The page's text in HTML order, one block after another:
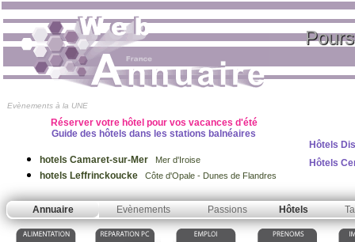
Evènements à la UNE
Réserver votre hôtel pour vos vacances d'été
Guide des hôtels dans les stations balnéaires
hotels Camaret-sur-Mer Mer d'Iroise
hotels Leffrinckoucke Côte d'Opale - Dunes de Flandres
Hôtels
Hôtels
Annuaire Evènements Passions Hôtels